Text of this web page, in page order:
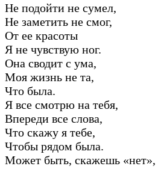
Не подойти не сумел,
Не заметить не смог,
От ее красоты
Я не чувствую ног.
Она сводит с ума,
Моя жизнь не та,
Что была.
Я все смотрю на тебя,
Впереди все слова,
Что скажу я тебе,
Чтобы рядом была.
Может быть, скажешь «нет»,